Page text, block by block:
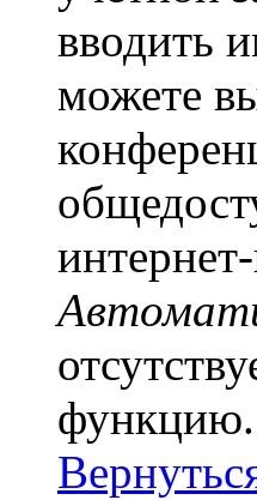
вводить
можете
функцию.